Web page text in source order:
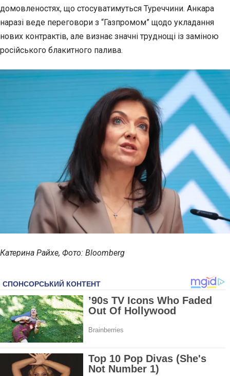
домовленостях, що стосуватимуться Туреччини. Анкара
наразі веде переговори з “Газпромом” щодо укладання
нових контрактів, але визнає значні труднощі із заміною
російського блакитного палива.
Катерина Райхе, Фото: Bloomberg